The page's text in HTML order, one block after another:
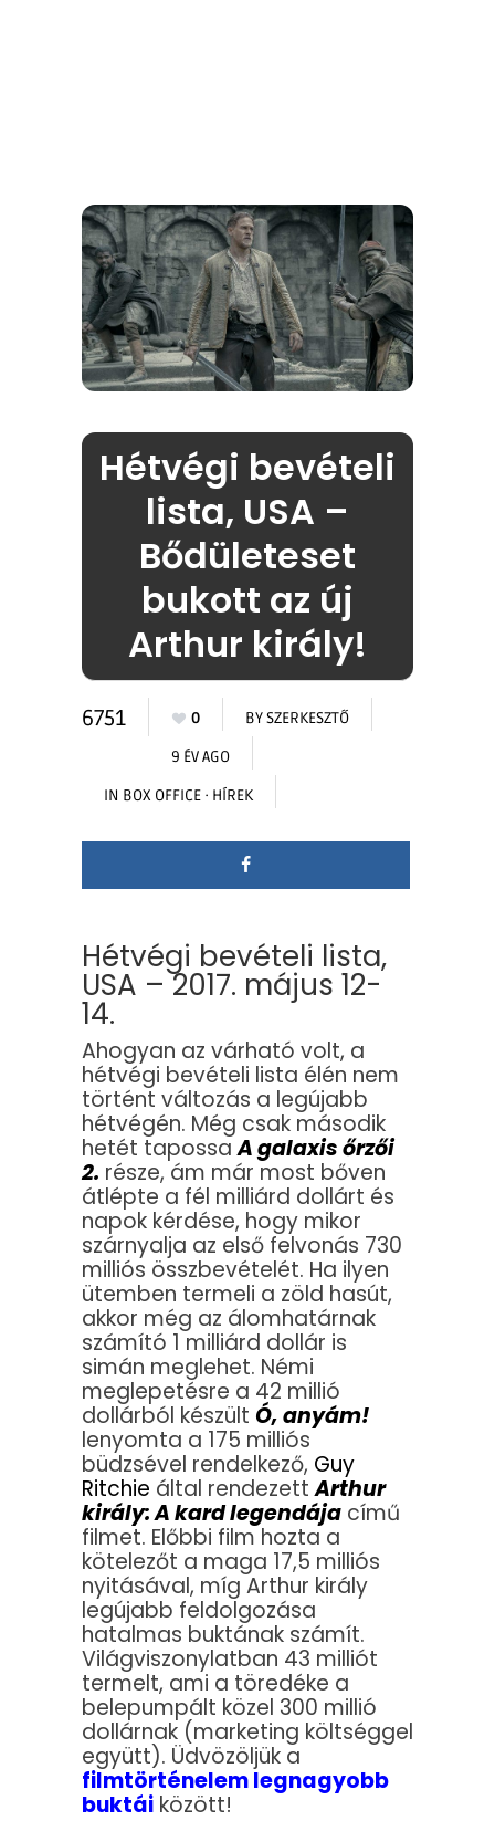
Hétvégi bevételi
lista, USA –
Bődületeset
bukott az új
Arthur király!
6751 0 BYSZERKESZTŐ
9 ÉV AGO
IN BOX OFFICE · HÍREK
Hétvégi bevételi lista,
USA – 2017. május 12-
14.
Ahogyan az várható volt, a
hétvégi bevételi lista élén nem
történt változás a legújabb
hétvégén. Még csak második
hetét tapossaA galaxis őrzői
2. része, ám már most bőven
átlépte a fél milliárd dollárt és
napok kérdése, hogy mikor
szárnyalja az első felvonás 730
milliós összbevételét. Ha ilyen
ütemben termeli a zöld hasút,
akkor még az álomhatárnak
számító 1 milliárd dollár is
simán meglehet. Némi
meglepetésre a 42 millió
dollárból készült Ó, anyám!
lenyomta a 175 milliós
büdzsével rendelkező, Guy
Ritchie által rendezettArthur
király: A kard legendája című
filmet. Előbbi film hozta a
kötelezőt a maga 17,5 milliós
nyitásával, míg Arthur király
legújabb feldolgozása
hatalmas buktának számít.
Világviszonylatban 43 milliót
termelt, ami a töredéke a
belepumpált közel 300 millió
dollárnak (marketing költséggel
együtt). Üdvözöljük a
filmtörténelem legnagyobb
buktái között!